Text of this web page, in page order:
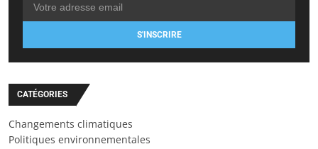
S'INSCRIRE
CATÉGORIES
Changements climatiques
Politiques environnementales